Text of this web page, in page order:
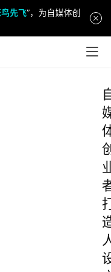
先飞”，为自媒体创